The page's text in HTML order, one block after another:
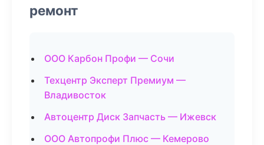
ремонт
ООО Карбон Профи — Сочи
Техцентр Эксперт Премиум —
Владивосток
Автоцентр Диск Запчасть — Ижевск
ООО Автопрофи Плюс — Кемерово